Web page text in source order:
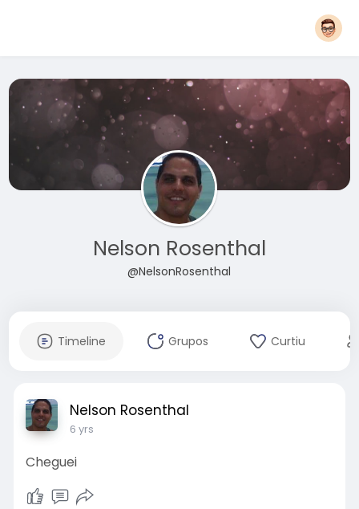
Nelson Rosenthal
@NelsonRosenthal
Timeline Grupos Curtiu
Nelson Rosenthal
6 yrs
Cheguei